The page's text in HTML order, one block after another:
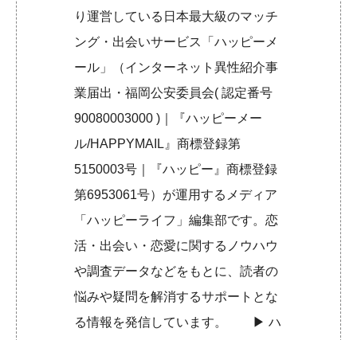
り運営している日本最大級のマッチ
ング・出会いサービス「ハッピーメ
ール」（インターネット異性紹介事
業届出・福岡公安委員会( 認定番号
90080003000 )｜『ハッピーメー
ル/HAPPYMAIL』商標登録第
5150003号｜『ハッピー』商標登録
第6953061号）が運用するメディア
「ハッピーライフ」編集部です。恋
活・出会い・恋愛に関するノウハウ
や調査データなどをもとに、読者の
悩みや疑問を解消するサポートとな
る情報を発信しています。 ▶︎ハ